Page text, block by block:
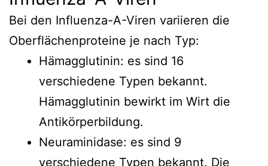
Bei den Influenza-A-Viren variieren die
Oberflächenproteine je nach Typ:
Hämagglutinin: es sind 16
verschiedene Typen bekannt.
Hämagglutinin bewirkt im Wirt die
Antikörperbildung.
Neuraminidase: es sind 9
verschiedene Typen bekannt. Die